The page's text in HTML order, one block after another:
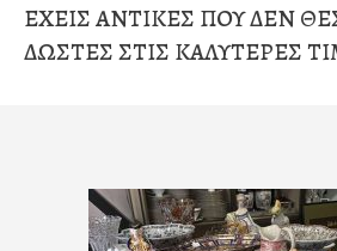
ΕΧΕΙΣΑΝΤΙΚΕΣ ΠΟΥΔΕΝ
ΔΩΣΤΕΣΣΤΙΣ ΚΑΛΥΤΕΡΕΣ